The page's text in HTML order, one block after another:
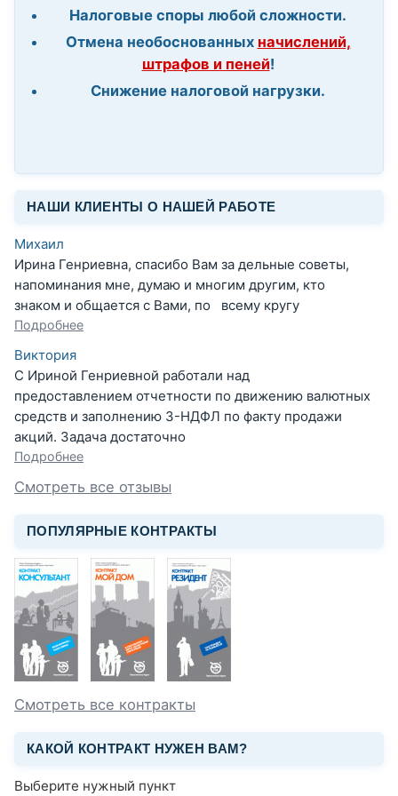
Налоговые споры любой сложности.
Отмена необоснованных начислений,
штрафов и пеней!
Снижение налоговой нагрузки.
НАШИ КЛИЕНТЫ О НАШЕЙ РАБОТЕ
Михаил
Ирина Генриевна, спасибо Вам за дельные советы,
напоминания мне, думаю и многим другим, кто
знаком и общается с Вами, по всему кругу
Подробнее
Виктория
С Ириной Генриевной работали над
предоставлением отчетности по движению валютных
средств и заполнению 3-НДФЛ по факту продажи
акций. Задача достаточно
Подробнее
Смотреть все отзывы
ПОПУЛЯРНЫЕ КОНТРАКТЫ
Смотреть все контракты
КАКОЙ КОНТРАКТ НУЖЕН ВАМ?
Выберите нужный пункт